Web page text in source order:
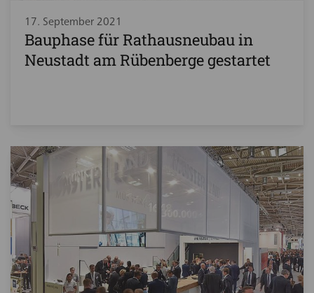
17. September 2021
Bauphase für Rathausneubau in
Neustadt am Rübenberge gestartet